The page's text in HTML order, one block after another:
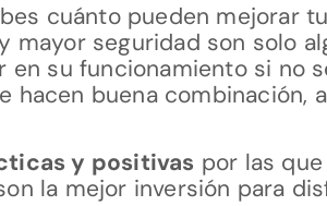
cuánto pueden mejorar
seguridad son solo
su funcionamiento si no
hacen buena combinación,
y positivas por las
la mejor inversión para